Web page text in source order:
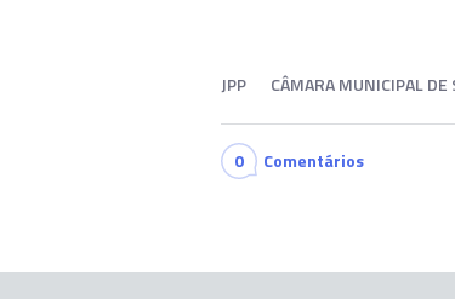
JPP CÂMARA MUNICIPAL DE
0 Comentários